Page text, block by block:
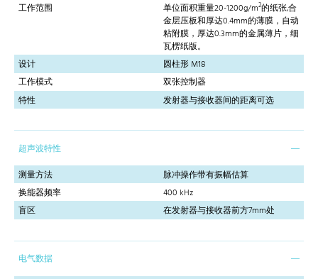
工作范围
单位面积重量20-1200g/m2的纸张,合
金层压板和厚达0.4mm的薄膜，自动
粘附膜，厚达0.3mm的金属薄片，细
瓦楞纸版。
设计
圆柱形 M18
工作模式
双张控制器
特性
发射器与接收器间的距离可选
超声波特性
测量方法
脉冲操作带有振幅估算
换能器频率
400 kHz
盲区
在发射器与接收器前方7mm处
电气数据